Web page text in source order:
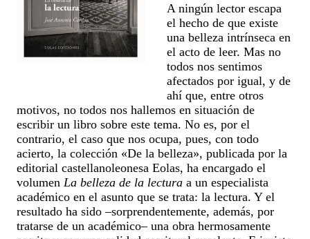
A ningún lector escapa
el hecho de que existe
una belleza intrínseca en
el acto de leer. Mas no
todos nos sentimos
afectados por igual, y de
ahí que, entre otros
motivos, no todos nos hallemos en situación de
escribir un libro sobre este tema. No es, por el
contrario, el caso que nos ocupa, pues, con todo
acierto, la colección «De la belleza», publicada por la
editorial castellanoleonesa Eolas, ha encargado el
volumen La belleza de la lectura a un especialista
académico en el asunto que se trata: la lectura. Y el
resultado ha sido –sorprendentemente, además, por
tratarse de un académico– una obra hermosamente